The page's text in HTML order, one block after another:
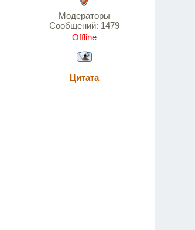
Модераторы
Сообщений: 1479
Offline
Цитата